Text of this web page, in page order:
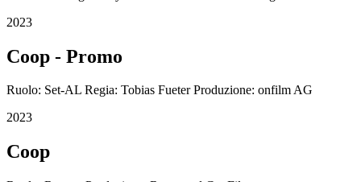
2023
Coop - Promo
Ruolo: Set-AL Regia: Tobias Fueter Produzione: onfilm AG
2023
Coop